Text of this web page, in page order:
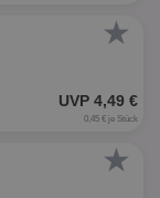
★
UVP 4,49 €
0,45 € je Stück
★